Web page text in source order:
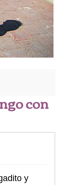
con
y